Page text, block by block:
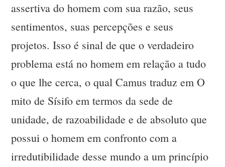
assertiva do homem com sua razão, seus
sentimentos, suas percepções e seus
projetos. Isso é sinal de que o verdadeiro
problema está no homem em relação a tudo
o que lhe cerca, o qual Camus traduz em O
mito de Sísifo em termos da sede de
unidade, de razoabilidade e de absoluto que
possui o homem em confronto com a
irredutibilidade desse mundo a um princípio